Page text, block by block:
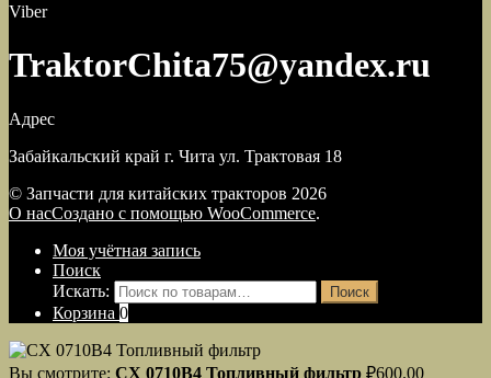
Viber
TraktorChita75@yandex.ru
Адрес
Забайкальский край г. Чита ул. Трактовая 18
© Запчасти для китайских тракторов 2026
О насСоздано с помощью WooCommerce.
Моя учётная запись
Поиск
Искать:
Поиск
Корзина 0
Вы смотрите: CX 0710B4 Топливный фильтр ₽600.00